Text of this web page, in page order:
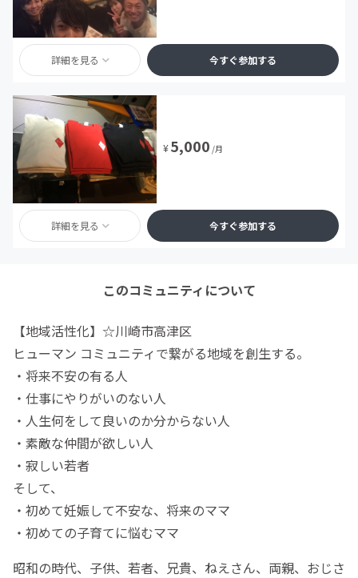
詳細を見る 今すぐ参加する
¥5,000 /月
詳細を見る 今すぐ参加する
このコミュニティについて
【地域活性化】☆川崎市高津区
ヒューマン コミュニティで繋がる地域を創生する。
・将来不安の有る人
・仕事にやりがいのない人
・人生何をして良いのか分からない人
・素敵な仲間が欲しい人
・寂しい若者
そして、
・初めて妊娠して不安な、将来のママ
・初めての子育てに悩むママ
昭和の時代、子供、若者、兄貴、ねえさん、両親、おじさ